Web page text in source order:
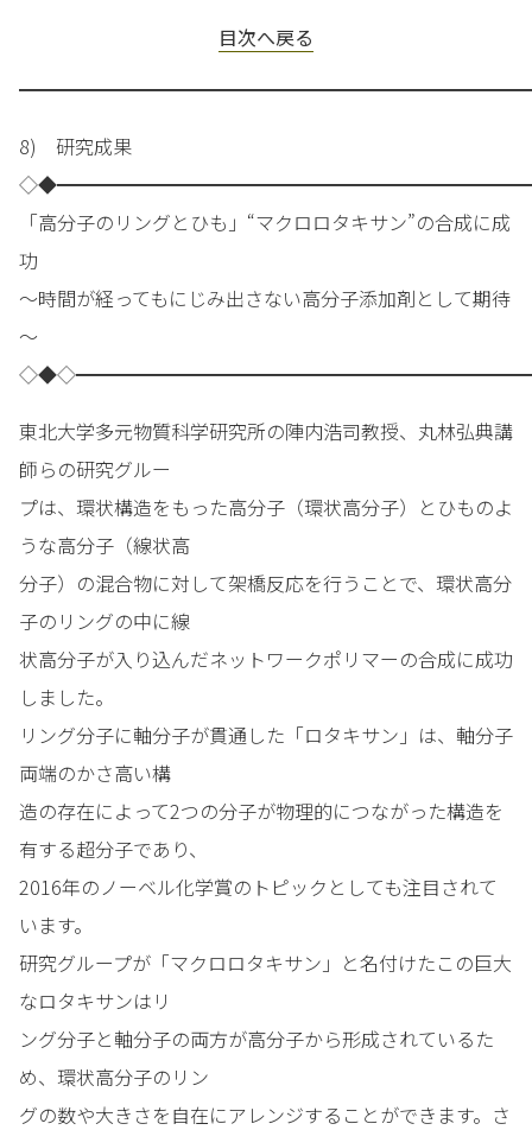
目次へ戻る
8) 研究成果
「高分子のリングとひも」“マクロロタキサン”の合成に成
功
～時間が経ってもにじみ出さない高分子添加剤として期待
～
東北大学多元物質科学研究所の陣内浩司教授、丸林弘典講
師らの研究グルー
プは、環状構造をもった高分子（環状高分子）とひものよ
うな高分子（線状高
分子）の混合物に対して架橋反応を行うことで、環状高分
子のリングの中に線
状高分子が入り込んだネットワークポリマーの合成に成功
しました。
リング分子に軸分子が貫通した「ロタキサン」は、軸分子
両端のかさ高い構
造の存在によって2つの分子が物理的につながった構造を
有する超分子であり、
2016年のノーベル化学賞のトピックとしても注目されて
います。
研究グループが「マクロロタキサン」と名付けたこの巨大
なロタキサンはリ
ング分子と軸分子の両方が高分子から形成されているた
め、環状高分子のリン
グの数や大きさを自在にアレンジすることができます。さ